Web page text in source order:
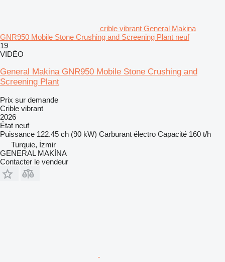
crible vibrant General Makina
GNR950 Mobile Stone Crushing and Screening Plant neuf
19
VIDÉO
General Makina GNR950 Mobile Stone Crushing and
Screening Plant
Prix sur demande
Crible vibrant
2026
État neuf
Puissance 122.45 ch (90 kW) Carburant électro Capacité 160 t/h
Turquie, İzmir
GENERAL MAKİNA
Contacter le vendeur